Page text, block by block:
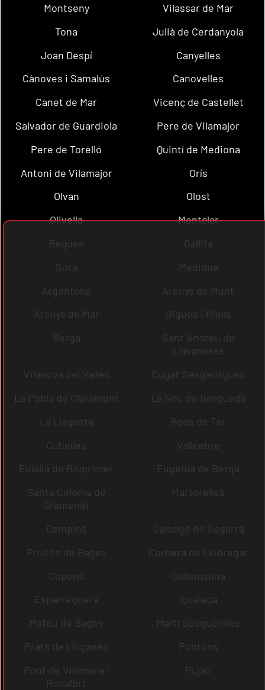
Montseny
Vilassar de Mar
Tona
Julià de Cerdanyola
Joan Despí
Canyelles
Cànoves i Samalús
Canovelles
Canet de Mar
Vicenç de Castellet
Salvador de Guardiola
Pere de Vilamajor
Pere de Torelló
Quintí de Mediona
Antoni de Vilamajor
Orís
Olvan
Olost
Olivella
Montclar
Begues
Gallifa
Sora
Mediona
Argentona
Arenys de Munt
Arenys de Mar
Bigues i Riells
Berga
Sant Andreu de
Llavaneres
Vilanova del Vallès
Cugat Sesgarrigues
La Pobla de Claramunt
La Nou de Berguedà
La Llagosta
Roda de Ter
Cubelles
Vallcebre
Eulàlia de Riuprimer
Eugènia de Berga
Santa Coloma de
Gramenet
Martorelles
Campins
Calonge de Segarra
Fruitós de Bages
Corbera de Llobregat
Copons
Collsuspina
Esparreguera
Igualada
Mateu de Bages
Martí Sesgueioles
Prats de Lluçanès
Pontons
Pont de Vilomara i
Rocafort
Pujalt